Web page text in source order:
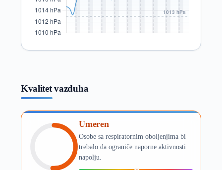
Kvalitet vazduha
Umeren
Osobe sa respiratornim oboljenjima bi
trebalo da ograniče naporne aktivnosti
napolju.